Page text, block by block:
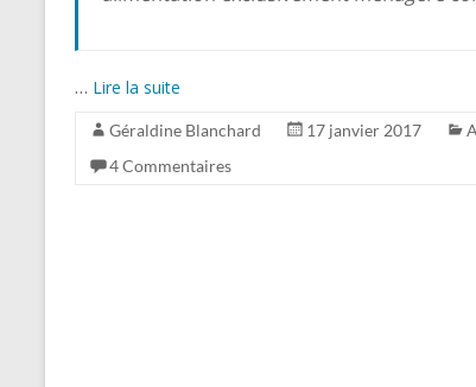
… Lire la suite
Géraldine Blanchard 17 janvier 2017
4 Commentaires